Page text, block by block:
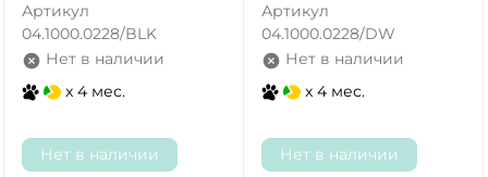
Артикул
04.1000.0228/BLK
Нет в наличии
x 4 мес.
Нет в наличии
Артикул
04.1000.0228/DW
Нет в наличии
x 4 мес.
Нет в наличии